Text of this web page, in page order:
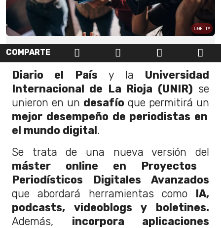
GETTY
COMPARTE
Diario el País y la Universidad
Internacional de La Rioja (UNIR) se
unieron en un desafío que permitirá un
mejor desempeño de periodistas en
el mundo digital.
Se trata de una nueva versión del
máster online en Proyectos
Periodísticos Digitales Avanzados
que abordará herramientas como IA,
podcasts, videoblogs y boletines.
Además, incorpora aplicaciones